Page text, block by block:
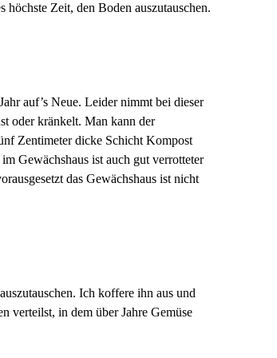
höchste Zeit, den Boden auszutauschen.
auf’s Neue. Leider nimmt bei dieser
oder kränkelt. Man kann der
Zentimeter dicke Schicht Kompost
Gewächshaus ist auch gut verrotteter
das Gewächshaus ist nicht
Ich koffere ihn aus und
verteilst, in dem über Jahre Gemüse